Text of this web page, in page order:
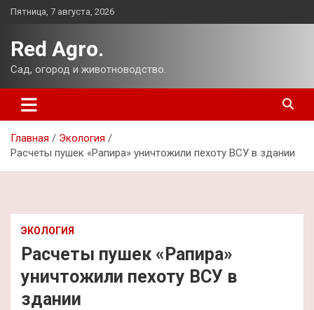
Перейти
Пятница, 7 августа, 2026
Red Agro.
Сад, огород и животноводство.
Главная
Экология
Расчеты пушек «Рапира» уничтожили пехоту ВСУ в здании
ЭКОЛОГИЯ
Расчеты пушек «Рапира»
уничтожили пехоту ВСУ в
здании